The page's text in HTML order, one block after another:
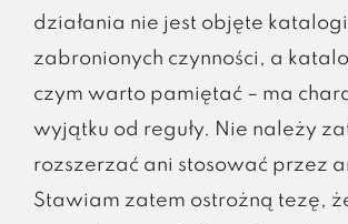
działania nie jest objęte
zabronionych czynności, a
czym warto pamiętać – ma
wyjątku od reguły. Nie należy
rozszerzać ani stosować przez
Stawiam zatem ostrożną tezę,